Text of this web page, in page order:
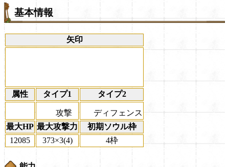
基本情報
矢印
属性 タイプ1 タイプ2
攻撃
ディフェンス
最大HP 最大攻撃力
初期ソウル枠
12085
373×3(4) 4枠